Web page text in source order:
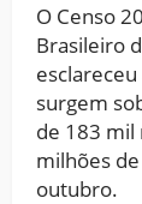
O Censo
Brasileiro
surgem
de 183 mil
milhões
outubro.